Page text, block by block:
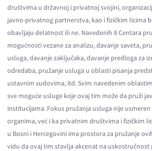
društvima u državnoj i privatnoj svojini,
javno-privatnog partnerstva, kao i fizičkim licima
obavljaju delatnost ili ne. Navedenih 8 Centara
mogućnosti vezane za analizu, davanje saveta,
usluga, davanje zaključaka, davanje predloga za
odredaba, pružanje usluga u oblasti pisanja
ustavnim sudovima, itd. Svim navedenim
sve moguće usluge koje ovaj tim može da pruži
institucijama. Fokus pružanja usluga nije
organima, već i ka privatnim društvima i fizičkim
u Bosni i Hercegovini ima prostora za pružanje
vidu da ovaj tim stavlja akcenat na